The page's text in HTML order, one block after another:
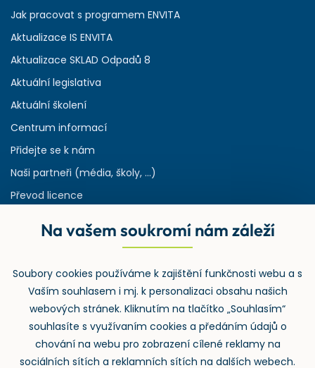
Jak pracovat s programem ENVITA
Aktualizace IS ENVITA
Aktualizace SKLAD Odpadů 8
Aktuální legislativa
Aktuální školení
Centrum informací
Přidejte se k nám
Naši partneři (média, školy, ...)
Převod licence
Rejstřík používaných zkratek v odpadech
Zpětný odběr
Na vašem soukromí nám záleží
Soubory cookies používáme k zajištění funkčnosti webu a s
Vaším souhlasem i mj. k personalizaci obsahu našich
webových stránek. Kliknutím na tlačítko „Souhlasím“
souhlasíte s využívaním cookies a předáním údajů o
chování na webu pro zobrazení cílené reklamy na
sociálních sítích a reklamních sítích na dalších webech.